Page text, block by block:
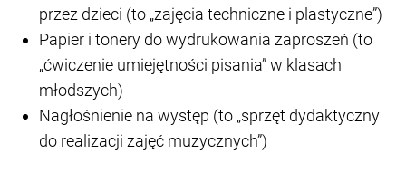
przez dzieci (to „zajęcia techniczne i plastyczne”)
Papier i tonery do wydrukowania zaproszeń (to
„ćwiczenie umiejętności pisania” w klasach
młodszych)
Nagłośnienie na występ (to „sprzęt dydaktyczny
do realizacji zajęć muzycznych”)